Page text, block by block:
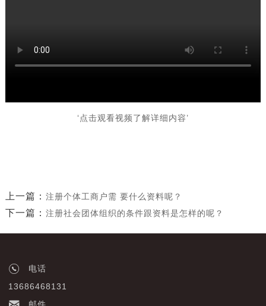
‘点击观看视频了解详细内容’
上一篇： 注册个体工商户需 要什么资料呢？
下一篇： 注册社会团体组织的条件跟资料是怎样的呢？
电话
13686468131
邮件